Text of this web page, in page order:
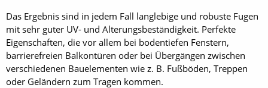
Das Ergebnis sind in jedem Fall langlebige und robuste Fugen
mit sehr guter UV- und Alterungsbeständigkeit. Perfekte
Eigenschaften, die vor allem bei bodentiefen Fenstern,
barrierefreien Balkontüren oder bei Übergängen zwischen
verschiedenen Bauelementen wie z. B. Fußböden, Treppen
oder Geländern zum Tragen kommen.